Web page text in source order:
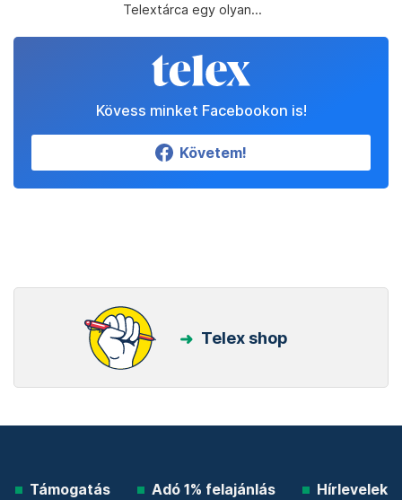
Telextárca egy olyan...
Kövess minket Facebookon is!
Követem!
Telex shop
Támogatás Adó 1% felajánlás Hírlevelek